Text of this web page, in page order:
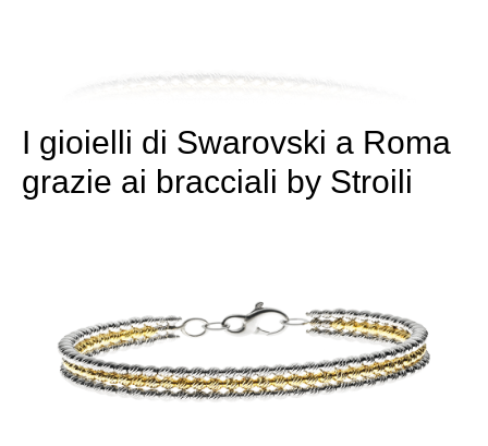
I gioielli di Swarovski a Roma
grazie ai bracciali by Stroili